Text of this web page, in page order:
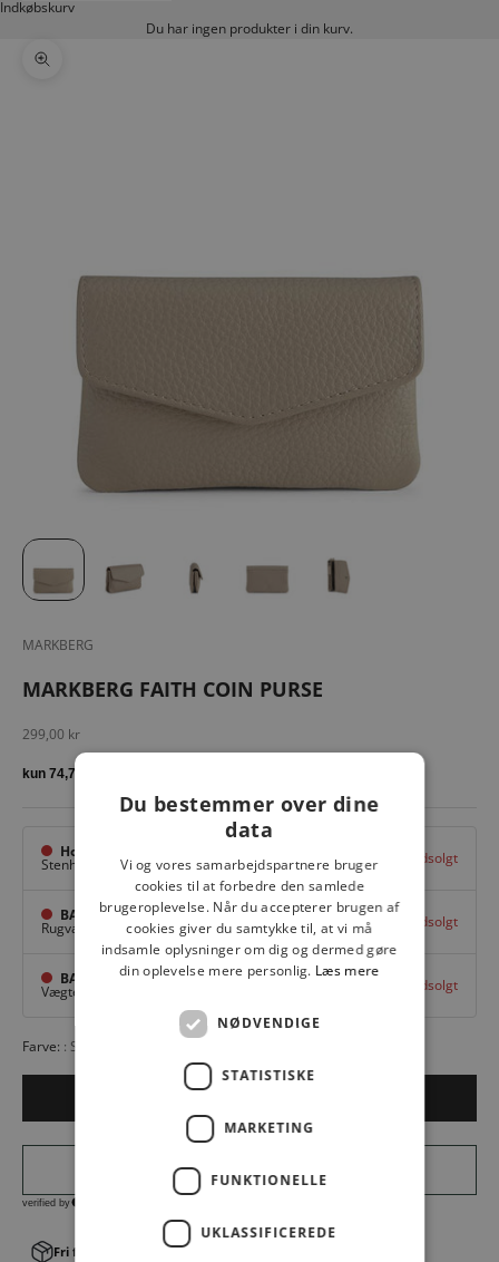
Indkøbskurv
Du har ingen produkter i din kurv.
Zoom
MARKBERG
MARKBERG FAITH COIN PURSE
Salgspris
299,00 kr
Hovedlager
Stenhuggervej 10, Odense M Udsolgt
BAGGI Tarup Center
Rugvang 36, Odense NV Udsolgt
BAGGI Nyborg
Vægtergade 1, Udsolgt
Farve: SAND
Fri fragt v. køb over 499,00 kr.
Du bestemmer over dine
data
Vi og vores samarbejdspartnere bruger
cookies til at forbedre den samlede
brugeroplevelse. Når du accepterer brugen af
cookies giver du samtykke til, at vi må
indsamle oplysninger om dig og dermed gøre
din oplevelse mere personlig. Læs mere
NØDVENDIGE
STATISTISKE
MARKETING
FUNKTIONELLE
UKLASSIFICEREDE